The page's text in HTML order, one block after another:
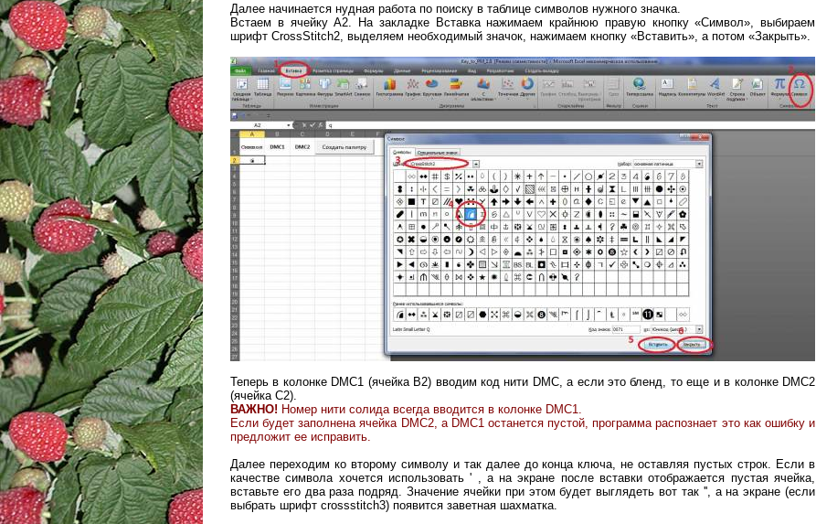
Далее начинается нудная работа по поиску в таблице символов нужного значка.
Встаем в ячейку А2. На закладке Вставка нажимаем крайнюю правую кнопку «Символ», выбираем
шрифт CrossStitch2, выделяем необходимый значок, нажимаем кнопку «Вставить», а потом «Закрыть».
Теперь в колонке DMC1 (ячейка В2) вводим код нити DMC, а если это бленд, то еще и в колонке DMC2
(ячейка С2).
ВАЖНО! Номер нити солида всегда вводится в колонке DMC1.
Если будет заполнена ячейка DMC2, а DMC1 останется пустой, программа распознает это как ошибку и
предложит ее исправить.
Далее переходим ко второму символу и так далее до конца ключа, не оставляя пустых строк. Если в
качестве символа хочется использовать ' , а на экране после вставки отображается пустая ячейка,
вставьте его два раза подряд. Значение ячейки при этом будет выглядеть вот так '', а на экране (если
выбрать шрифт crossstitch3) появится заветная шахматка.